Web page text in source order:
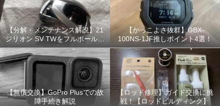
【分解・メンテナンス解説】21
ジリオン SV TWをフルボールベ
アリング化！
【かっこよさ抜群】GBX-
100NS-1JF推しポイント4選！
【無償交換】GoPro Plusでの故
障手続き解説
【ロッド修理】ガイド交換に挑
戦！【ロッドビルディング】